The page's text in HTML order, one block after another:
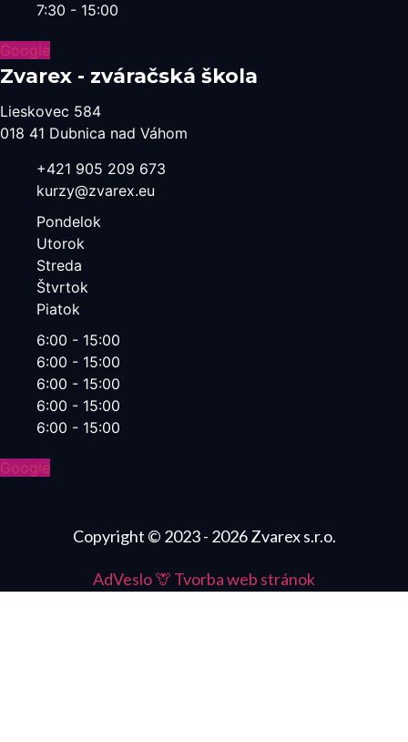
7:30 - 15:00
Google
Zvarex - zváračská škola
Lieskovec 584
018 41 Dubnica nad Váhom​
+421 905 209 673​
kurzy@zvarex.eu
Pondelok
Utorok
Streda
Štvrtok
Piatok
6:00 - 15:00
6:00 - 15:00
6:00 - 15:00
6:00 - 15:00
6:00 - 15:00
Google
Copyright © 2023 - 2026 Zvarex s.r.o.
AdVeslo 🦒 Tvorba web stránok